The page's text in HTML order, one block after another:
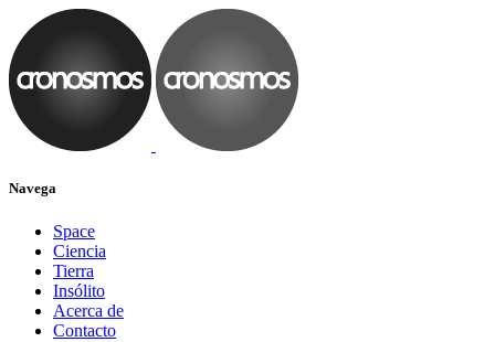
Navega
Space
Ciencia
Tierra
Insólito
Acerca de
Contacto